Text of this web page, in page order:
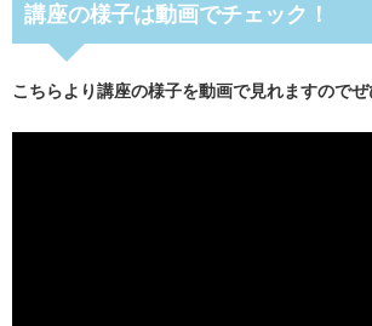
講座の様子は動画でチェック！
こちらより講座の様子を動画で見れますのでぜ